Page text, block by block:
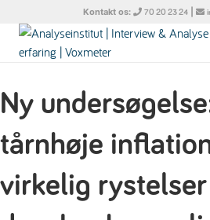
Kontakt os: 70 20 23 24 |
Ny
tårnhøje
virkelig